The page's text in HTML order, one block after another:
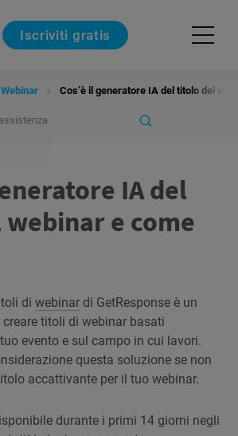
Iscriviti gratis
Webinar Cos’è il generatore IA del titolo del
IA del
e come
di webinar di GetResponse è un
titoli di webinar basati
evento e sul campo in cui lavori.
questa soluzione se non
accattivante per il tuo webinar.
durante i primi 14 giorni negli